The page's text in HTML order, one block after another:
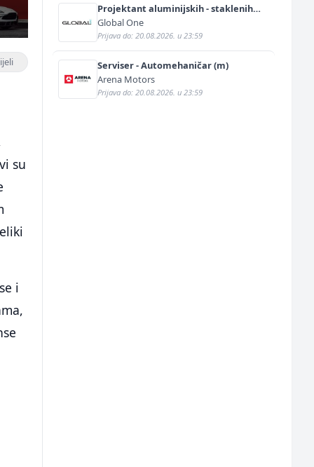
su
i
Projektant aluminijskih - staklenih
fasada (m/ž)
Global One
Prijava do: 20.08.2026. u 23:59
Serviser - Automehaničar (m)
Arena Motors
Prijava do: 20.08.2026. u 23:59